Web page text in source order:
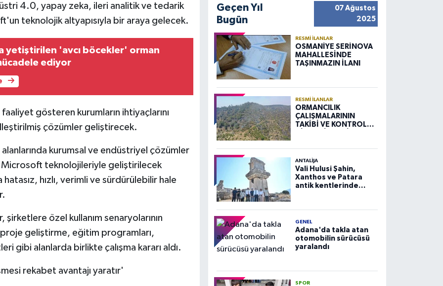
4.0, yapay zeka, ileri analitik ve tedarik
teknolojik altyapısıyla bir araya gelecek.
yetiştirilen 'avcı böcekler' orman
ediyor
gösteren kurumların ihtiyaçlarını
çözümler geliştirecek.
kurumsal ve endüstriyel çözümler
Microsoft teknolojileriyle geliştirilecek
hızlı, verimli ve sürdürülebilir hale
özel kullanım senaryolarının
geliştirme, eğitim programları,
gibi alanlarda birlikte çalışma kararı aldı.
rekabet avantajı yaratır'
Geçen Yıl
Bugün
07 Ağustos
2025
RESMI İLANLAR
OSMANİYE SERİNOVA
MAHALLESİNDE
TAŞINMAZIN İLANI
RESMI İLANLAR
ORMANCILIK
ÇALIŞMALARININ
TAKİBİ VE KONTROLÜ
ANTALIJA
Vali Hulusi Şahin,
Xanthos ve Patara
antik kentlerinde
GENEL
Adana'da takla atan
otomobilin sürücüsü
yaralandı
SPOR